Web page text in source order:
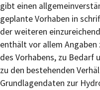
gibt einen
geplante Vorhaben in
der weiteren
enthält vor allem
des Vorhabens, zu Bedarf
zu den bestehenden
Grundlagendaten zur